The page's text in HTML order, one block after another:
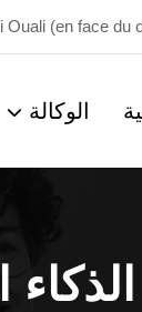
Ouali (en face du
الوكالة